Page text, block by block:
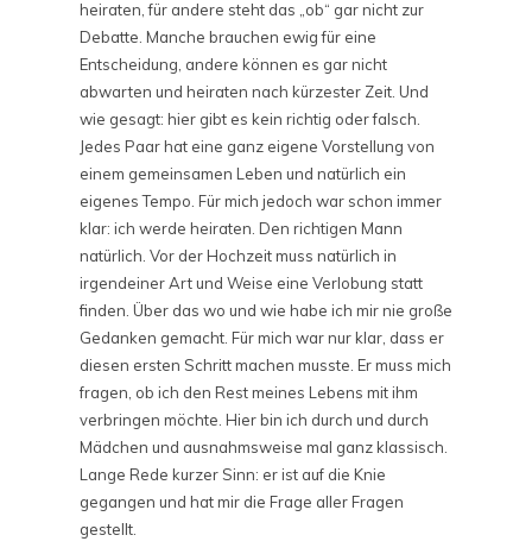
heiraten, für andere steht das „ob“ gar nicht zur
Debatte. Manche brauchen ewig für eine
Entscheidung, andere können es gar nicht
abwarten und heiraten nach kürzester Zeit. Und
wie gesagt: hier gibt es kein richtig oder falsch.
Jedes Paar hat eine ganz eigene Vorstellung von
einem gemeinsamen Leben und natürlich ein
eigenes Tempo. Für mich jedoch war schon immer
klar: ich werde heiraten. Den richtigen Mann
natürlich. Vor der Hochzeit muss natürlich in
irgendeiner Art und Weise eine Verlobung statt
finden. Über das wo und wie habe ich mir nie große
Gedanken gemacht. Für mich war nur klar, dass er
diesen ersten Schritt machen musste. Er muss mich
fragen, ob ich den Rest meines Lebens mit ihm
verbringen möchte. Hier bin ich durch und durch
Mädchen und ausnahmsweise mal ganz klassisch.
Lange Rede kurzer Sinn: er ist auf die Knie
gegangen und hat mir die Frage aller Fragen
gestellt.